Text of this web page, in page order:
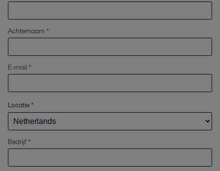
Achternaam *
E-mail *
Locatie *
Bedrijf *